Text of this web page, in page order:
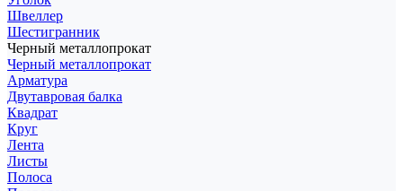
Швеллер
Шестигранник
Черный металлопрокат
Черный металлопрокат
Арматура
Двутавровая балка
Квадрат
Круг
Лента
Листы
Полоса